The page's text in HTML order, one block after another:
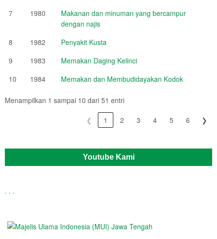
7
1980
Makanan dan minuman yang bercampur
dengan najis
8
1982
Penyakit Kusta
9
1983
Memakan Daging Kelinci
10
1984 Memakan dan Membudidayakan Kodok
Menampilkan 1 sampai 10 dari 51 entri
❮ 1 2 3 4 5 6 ❯
Youtube Kami
. . .